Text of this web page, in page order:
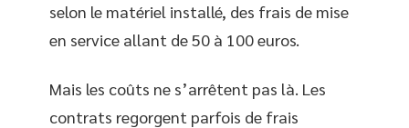
selon le matériel installé, des frais de mise
en service allant de 50 à 100 euros.
Mais les coûts ne s’arrêtent pas là. Les
contrats regorgent parfois de frais